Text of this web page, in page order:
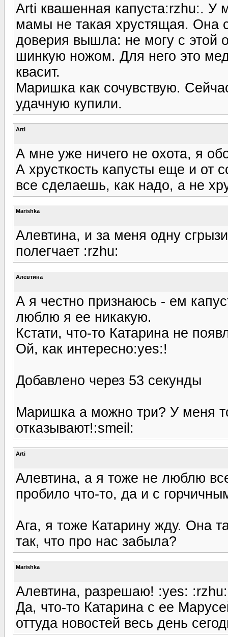
Arti квашенная капуста:rzhu:. У
мамы не такая хрустящая. Она
доверия вышла: не могу с этой
шинкую ножом. Для него это
квасит.
Маришка как сочувствую.
удачную купили.
Arti
А мне уже ничего не охота, я
А хрусткость капусты еще и от
все сделаешь, как надо, а не
Marishka
Алевтина, и за меня одну
полегчает :rzhu:
Алевтина
А я честно признаюсь - ем
люблю я ее никакую.
Кстати, что-то Катарина не
Ой, как интересно:yes:!
Добавлено через 53 секунды
Маришка а можно три? У меня
отказывают!:smeil:
Arti
Алевтина, а я тоже не люблю
пробило что-то, да и с
Ага, я тоже Катарину жду. Она
так, что про нас забыла?
Marishka
Алевтина, разрешаю! :yes: :rzhu:
Да, что-то Катарина с ее
оттуда новостей весь день